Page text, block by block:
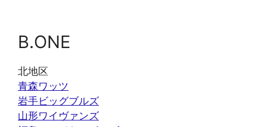
B.ONE
北地区
青森ワッツ
岩手ビッグブルズ
山形ワイヴァンズ